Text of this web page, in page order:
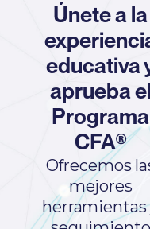
Únete a la
educativa
aprueba el
Programa
CFA®
Ofrecemos
mejores
herramientas